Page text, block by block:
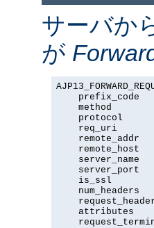
サーバか
が
prefix_code
method
protocol
req_uri
remote_addr
remote_host
server_name
server_port
is_ssl
num_headers
attributes